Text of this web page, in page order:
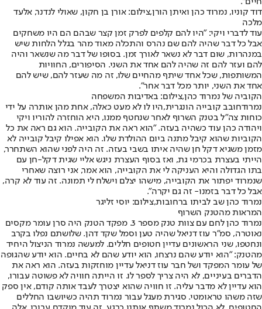
דוד קוניו, נמרוד כהן ואיתן הורן,צילום: אורן בן חקון, שאולי לנדנר, אלעד
מלכה
עוד לדברי ויקי: "היו להם קלפים לפרק זמן קצר שבהם הם היו משחקים
אבל כל דבר שהיה להם שם נהרס והתכלה מאוד מהר בגלל הלחות שיש
במנהרות, שום דבר לא נשאר לאורך זמן. בסופו של דבר מה שנשאר והיה
להם ועזר להם זה שהיה להם אחד את השני. הסיפורים, החוויות
המשותפות, שכל אחד שיתף מהחיים שלו, זה מה שעזר להם, שיש להם
אחד את השני, יותר מכל דבר אחר".
הקוביה של נמרוד כהן,צילום: באדיבות המשפחה
נמרודחובב קובייה הונגרית,היו לו לא מעט כאלה, אחת מהן אותרה על ידי
כוחות צה"ל בטנק השרוף לאחר שנחטף ממנו, היא הוחזרה להוריו ויקי
ויהודה כהן עוד כשהיה בעזה. "הוא ראה את הקובייה. הוא גם ראה את כל
הקוביות שהוא קיבל מתנה ביום ההולדת שלו. הוא אפילו קיבל קובייה לא
מזמן משגיא דקל חן שהיה איתו בשבי בעזה. זה היה לפני שהוא השתחרר,
הייתי בעצרת בכרמי גת, ואז בסוף העצרת ניגש אליי שגית דקל-חן עם
בתו הגדולה והיא העניקה לי את הקובייה, הוא אמר, אני רוצה שאחרי
שנמרוד יפתור את הקובייה, מישהו יצלם וישלח לי תמונה. זה עוד לא קרה,
אבל כל דבר בזמנו- זה גם יקרה".
נמרוד כהן שב לביתו ברחובות,צילום: יוסי זליגר
המראות מהטנק השרוף
נמרוד כהן לחם עם צוות טנק מספר 3. מפקד הטנק היה סרן עומר מקסים
נאוטרה, סמ"ר עוז דניאל שהיה טען וסמל שקד דהן. שלושתם נפלו בקרב
ונחטפו, שני הראשונים עדיין חטופים חללים. למעשה נמרוד הניצול היחיד
מהטנק: "הוא יודע שהם נרצחו, הוא יודע שהם לא בחיים. הוא יודע שהגופה
של עומר המפקד ושל חבר עוז דניאל עדיין מוחזקות בעזה. הוא ראה את
הדברים בעיניים, לא היה צריך לספר לו. זו הייתה חוויה לא פשוטה עבורו,
הוא עדיין לא מדבר עליה. זו חוויה שהוא יצטרך לעבד אותה קודם, אין ספק
שזה משהו טראומטי. סגירת מעגל עבור נמרוד תהיה כשיושבו החללים